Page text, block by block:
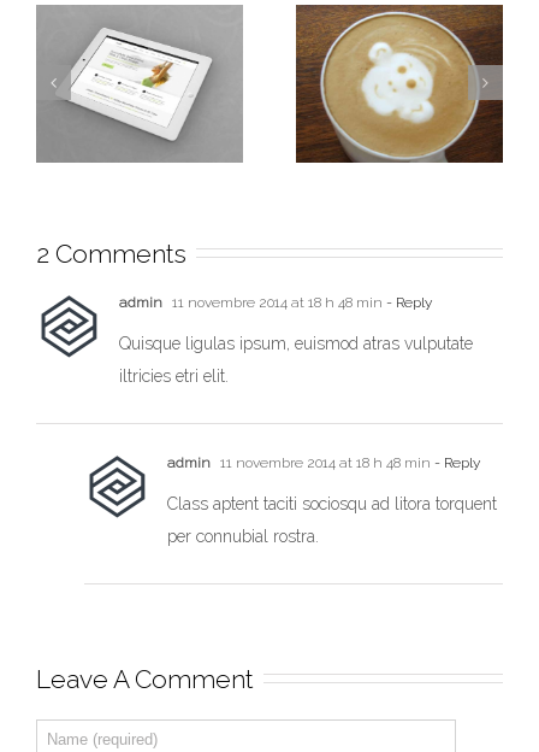
Nullam Eget Elit
Fusce Tincidunt
2 Comments
admin 11 novembre 2014 at 18 h 48 min - Reply
Quisque ligulas ipsum, euismod atras vulputate
iltricies etri elit.
admin 11 novembre 2014 at 18 h 48 min - Reply
Class aptent taciti sociosqu ad litora torquent
per connubial rostra.
Leave A Comment